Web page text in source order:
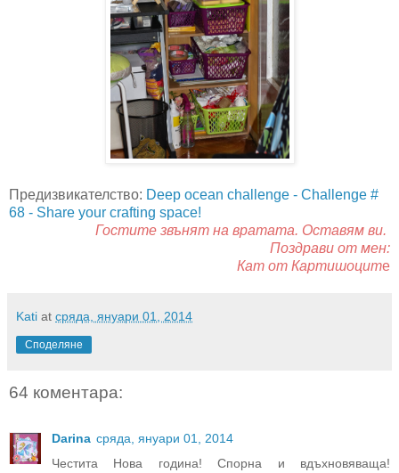
Предизвикателство: Deep ocean challenge - Challenge #
68 - Share your crafting space!
Гостите звънят на вратата. Оставям ви.
Поздрави от мен:
Кат от Картишоците
Kati at сряда, януари 01, 2014
Споделяне
64 коментара:
Darina сряда, януари 01, 2014
Честита Нова година! Спорна и вдъхновяваща!